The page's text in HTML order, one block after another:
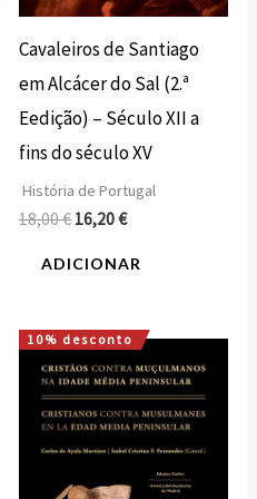
Cavaleiros de Santiago
em Alcácer do Sal (2.ª
Eedição) – Século XII a
fins do século XV
História de Portugal
18,00€ 16,20€
ADICIONAR
10% desconto
O
preço
original
era:
18,00 €.
O
preço
atual
é:
16,20 €.